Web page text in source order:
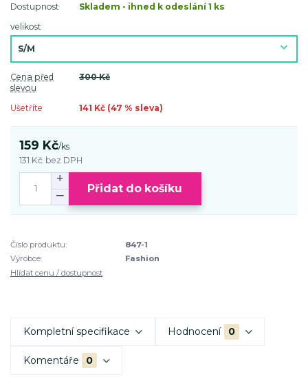
Dostupnost
Skladem - ihned k odeslání 1 ks
velikost
Cena před
slevou
300 Kč
Ušetříte 141 Kč (47 % sleva)
159 Kč/ks
131 Kč bez DPH
Přidat do košíku
Číslo produktu:
847-1
Výrobce:
Fashion
Hlídat cenu / dostupnost
Kompletní specifikace Hodnocení 0
Komentáře 0